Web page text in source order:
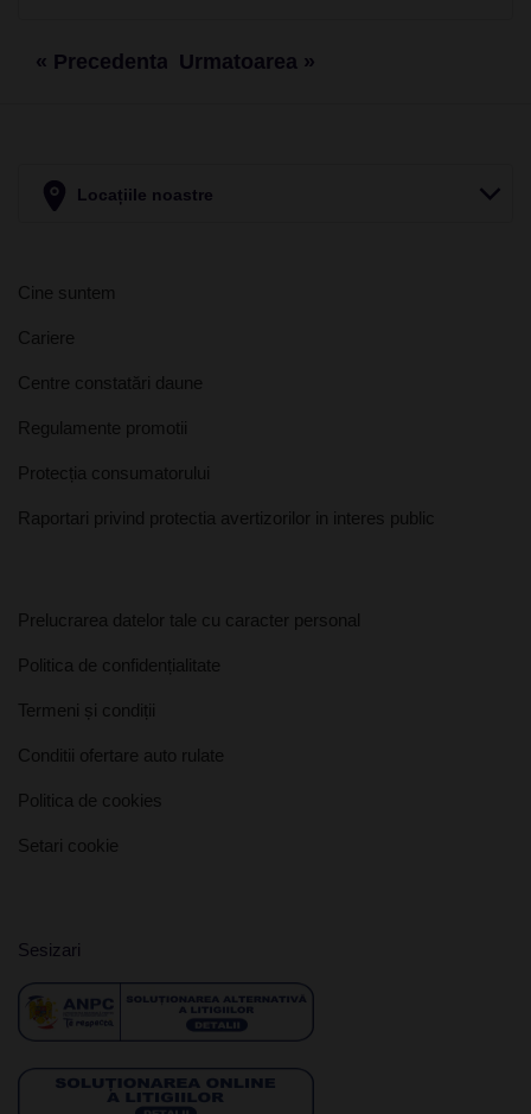
« Precedenta Urmatoarea »
Locațiile noastre
Cine suntem
Cariere
Centre constatări daune
Regulamente promotii
Protecția consumatorului
Raportari privind protectia avertizorilor in interes public
Prelucrarea datelor tale cu caracter personal
Politica de confidențialitate
Termeni și condiții
Conditii ofertare auto rulate
Politica de cookies
Setari cookie
Sesizari